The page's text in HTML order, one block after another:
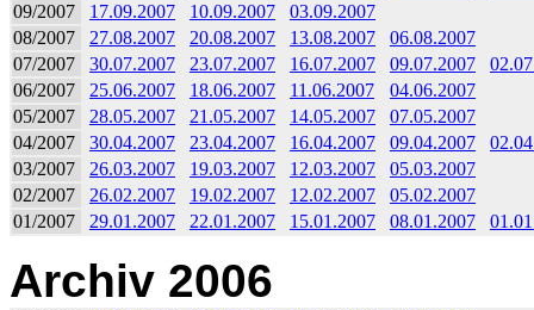
09/2007
17.09.2007 10.09.2007
03.09.2007
08/2007
27.08.2007 20.08.2007 13.08.2007
06.08.2007
07/2007
30.07.2007 23.07.2007 16.07.2007 09.07.2007
06/2007
25.06.2007 18.06.2007 11.06.2007
04.06.2007
05/2007
28.05.2007 21.05.2007 14.05.2007
07.05.2007
04/2007
30.04.2007 23.04.2007 16.04.2007 09.04.2007
03/2007
26.03.2007 19.03.2007 12.03.2007
05.03.2007
02/2007
26.02.2007 19.02.2007 12.02.2007
05.02.2007
01/2007
29.01.2007 22.01.2007 15.01.2007 08.01.2007
Archiv 2006